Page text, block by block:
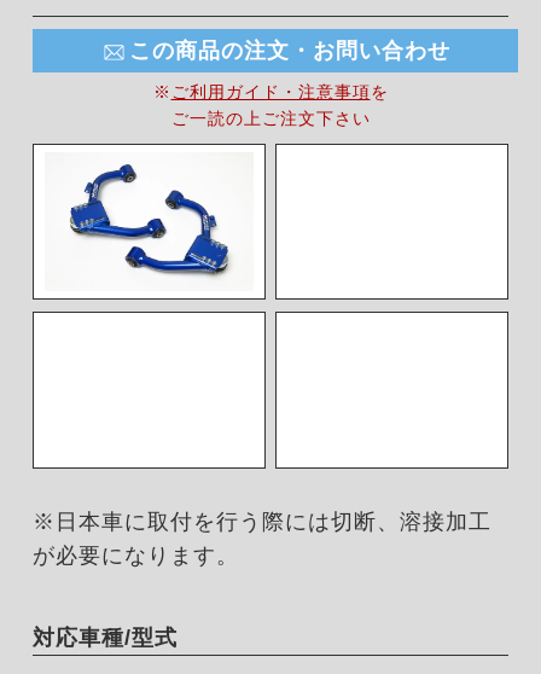
この商品の注文・お問い合わせ
※ ご利用ガイド・注意事項を
ご一読の上ご注文下さい
※日本車に取付を行う際には切断、溶接加工
が必要になります。
対応車種/型式